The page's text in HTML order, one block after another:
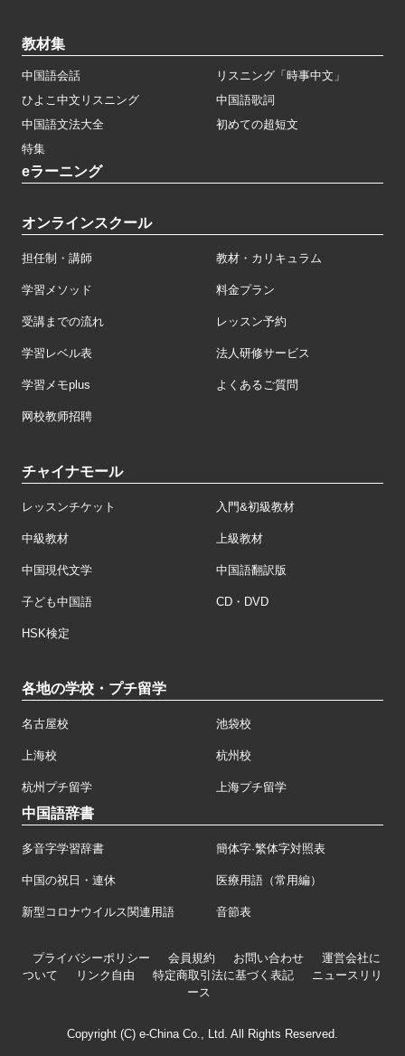
教材集
中国語会話
リスニング「時事中文」
ひよこ中文リスニング
中国語歌詞
中国語文法大全
初めての超短文
特集
eラーニング
オンラインスクール
担任制・講師 教材・カリキュラム
学習メソッド 料金プラン
受講までの流れ レッスン予約
学習レベル表 法人研修サービス
学習メモplus よくあるご質問
网校教师招聘
チャイナモール
レッスンチケット 入門&初級教材
中級教材 上級教材
中国現代文学 中国語翻訳版
子ども中国語 CD・DVD
HSK検定
各地の学校・プチ留学
名古屋校 池袋校
上海校 杭州校
杭州プチ留学 上海プチ留学
中国語辞書
多音字学習辞書 簡体字·繁体字対照表
中国の祝日・連休 医療用語（常用編）
新型コロナウイルス関連用語 音節表
プライバシーポリシー 会員規約 お問い合わせ
運営会社に
ついて
リンク自由 特定商取引法に基づく表記
ニュースリリ
ース
Copyright (C) e-China Co., Ltd. All Rights Reserved.